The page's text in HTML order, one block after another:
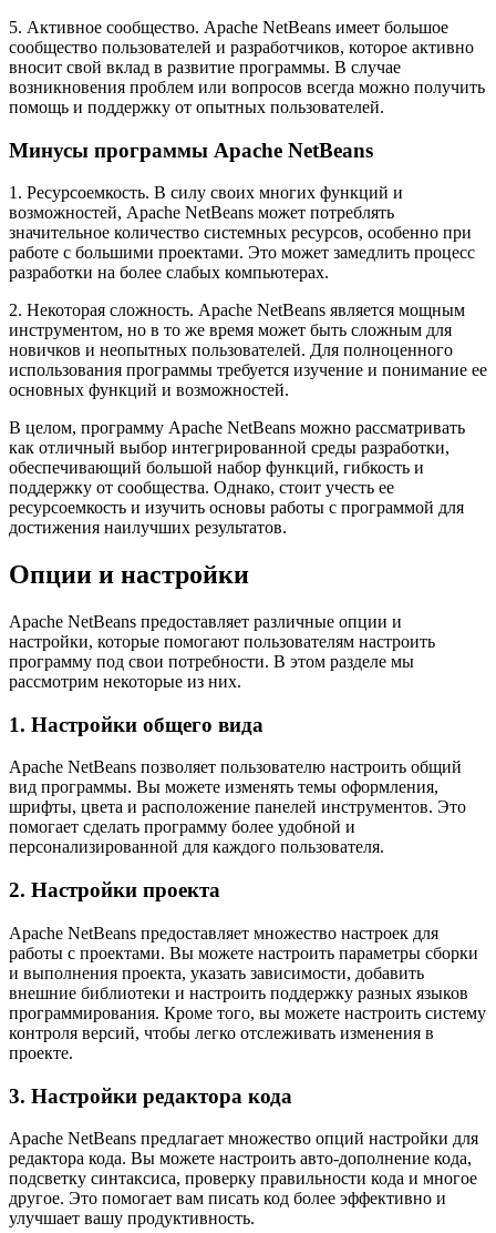
5. Активное сообщество. Apache NetBeans имеет большое
сообщество пользователей и разработчиков, которое активно
вносит свой вклад в развитие программы. В случае
возникновения проблем или вопросов всегда можно получить
помощь и поддержку от опытных пользователей.
Минусы программы Apache NetBeans
1. Ресурсоемкость. В силу своих многих функций и
возможностей, Apache NetBeans может потреблять
значительное количество системных ресурсов, особенно при
работе с большими проектами. Это может замедлить процесс
разработки на более слабых компьютерах.
2. Некоторая сложность. Apache NetBeans является мощным
инструментом, но в то же время может быть сложным для
новичков и неопытных пользователей. Для полноценного
использования программы требуется изучение и понимание ее
основных функций и возможностей.
В целом, программу Apache NetBeans можно рассматривать
как отличный выбор интегрированной среды разработки,
обеспечивающий большой набор функций, гибкость и
поддержку от сообщества. Однако, стоит учесть ее
ресурсоемкость и изучить основы работы с программой для
достижения наилучших результатов.
Опции и настройки
Apache NetBeans предоставляет различные опции и
настройки, которые помогают пользователям настроить
программу под свои потребности. В этом разделе мы
рассмотрим некоторые из них.
1. Настройки общего вида
Apache NetBeans позволяет пользователю настроить общий
вид программы. Вы можете изменять темы оформления,
шрифты, цвета и расположение панелей инструментов. Это
помогает сделать программу более удобной и
персонализированной для каждого пользователя.
2. Настройки проекта
Apache NetBeans предоставляет множество настроек для
работы с проектами. Вы можете настроить параметры сборки
и выполнения проекта, указать зависимости, добавить
внешние библиотеки и настроить поддержку разных языков
программирования. Кроме того, вы можете настроить систему
контроля версий, чтобы легко отслеживать изменения в
проекте.
3. Настройки редактора кода
Apache NetBeans предлагает множество опций настройки для
редактора кода. Вы можете настроить авто-дополнение кода,
подсветку синтаксиса, проверку правильности кода и многое
другое. Это помогает вам писать код более эффективно и
улучшает вашу продуктивность.